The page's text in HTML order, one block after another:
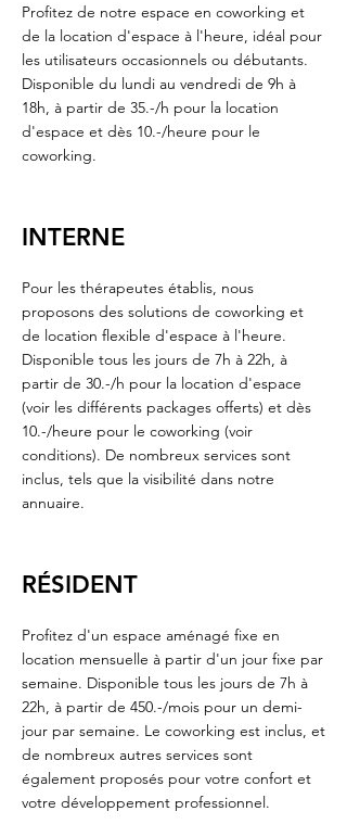
Profitez de notre espace en coworking et
de la location d'espace à l'heure, idéal pour
les utilisateurs occasionnels ou débutants.
Disponible du lundi au vendredi de 9h à
18h, à partir de 35.-/h pour la location
d'espace et dès 10.-/heure pour le
coworking.
INTERNE
Pour les thérapeutes établis, nous
proposons des solutions de coworking et
de location flexible d'espace à l'heure.
Disponible tous les jours de 7h à 22h, à
partir de 30.-/h pour la location d'espace
(voir les différents packages offerts) et dès
10.-/heure pour le coworking (voir
conditions). De nombreux services sont
inclus, tels que la visibilité dans notre
annuaire.
RÉSIDENT
Profitez d'un espace aménagé fixe en
location mensuelle à partir d'un jour fixe par
semaine. Disponible tous les jours de 7h à
22h, à partir de 450.-/mois pour un demi-
jour par semaine. Le coworking est inclus, et
de nombreux autres services sont
également proposés pour votre confort et
votre développement professionnel.